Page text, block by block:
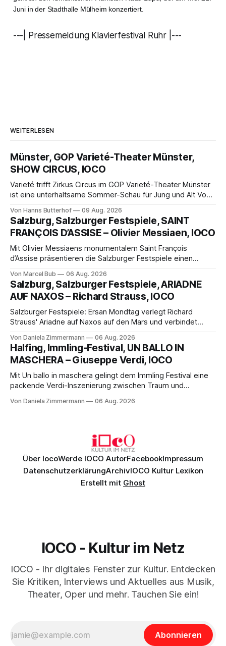
Juni in der Stadthalle Mülheim konzertiert.
---| Pressemeldung Klavierfestival Ruhr |---
WEITERLESEN
Münster, GOP Varieté-Theater Münster,
SHOW CIRCUS, IOCO
Varieté trifft Zirkus Circus im GOP Varieté-Theater Münster
ist eine unterhaltsame Sommer-Schau für Jung und Alt Von
Münster der Vorhang zur neuen Show Circus hebt, erkundet
wohl auch eine junge Frau, wie es ist, wenn der Zirkus ins
Varieté kommt.
Von Hanns Butterhof 09 Aug. 2026
Salzburg, Salzburger Festspiele, SAINT
FRANÇOIS D’ASSISE – Olivier Messiaen, IOCO
Mit Olivier Messiaens monumentalem Saint François
d’Assise präsentieren die Salzburger Festspiele einen
eine bildgewaltige Inszenierung, Maxime Pascal entfaltet
die komplexe Partitur eindrucksvoll, Philippe Sly berührt als
Franziskus.
Von Marcel Bub 06 Aug. 2026
Salzburg, Salzburger Festspiele, ARIADNE
AUF NAXOS – Richard Strauss, IOCO
Salzburger Festspiele: Ersan Mondtag verlegt Richard
Strauss' Ariadne auf Naxos auf den Mars und verbindet
Aufführung mit starken Solisten und den Wiener
Philharmonikern, szenisch bleibt der zweite Akt jedoch
hinter den Erwartungen zurück.
Von Daniela Zimmermann 06 Aug. 2026
Halfing, Immling-Festival, UN BALLO IN
MASCHERA – Giuseppe Verdi, IOCO
Mit Un ballo in maschera gelingt dem Immling Festival eine
packende Verdi-Inszenierung zwischen Traum und
psychologische Tiefe mit starken Bildern, getragen von
Von Daniela Zimmermann 06 Aug. 2026
Über IocoWerde IOCO AutorFacebookImpressum
DatenschutzerklärungArchivIOCO Kultur Lexikon
Erstellt mit Ghost
IOCO - Kultur im Netz
IOCO - Ihr digitales Fenster zur Kultur. Entdecken
Sie Kritiken, Interviews und Aktuelles aus Musik,
Theater, Oper und mehr. Tauchen Sie ein!
Abonnieren